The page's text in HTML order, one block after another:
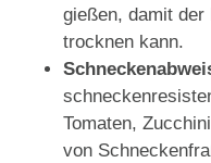
gießen, damit der
trocknen kann.
Tomaten,
von